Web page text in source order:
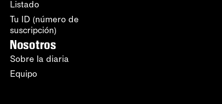
Listado
Tu ID (número de
suscripción)
Nosotros
Sobre la diaria
Equipo